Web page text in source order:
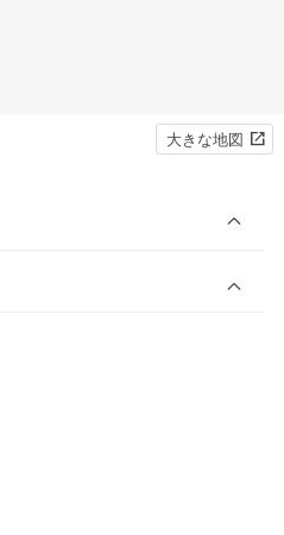
大きな地図